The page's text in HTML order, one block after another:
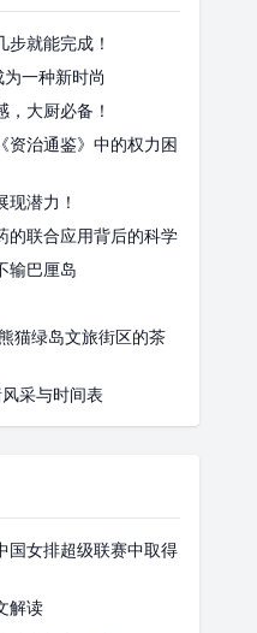
就能完成！
一种新时尚
大厨必备！
治通鉴》中的权力困
潜力！
的联合应用背后的科学
输巴厘岛
猫绿岛文旅街区的茶
采与时间表
国女排超级联赛中取得
解读